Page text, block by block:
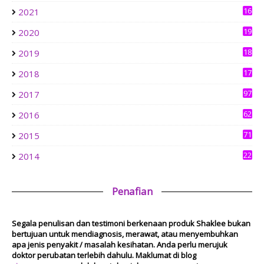
Brunch in Bandar Sri Menjalara
Mesyuarat Badan Kebajikan Sekolah Agama dan Penyampaian
1 week ago
Show All
2021
16
2020
19
2019
18
2018
17
2017 97
2016 62
2015 71
2014 22
Penafian
Segala penulisan dan testimoni berkenaan produk Shaklee bukan
bertujuan untuk mendiagnosis, merawat, atau menyembuhkan
apa jenis penyakit / masalah kesihatan. Anda perlu merujuk
doktor perubatan terlebih dahulu. Maklumat di blog